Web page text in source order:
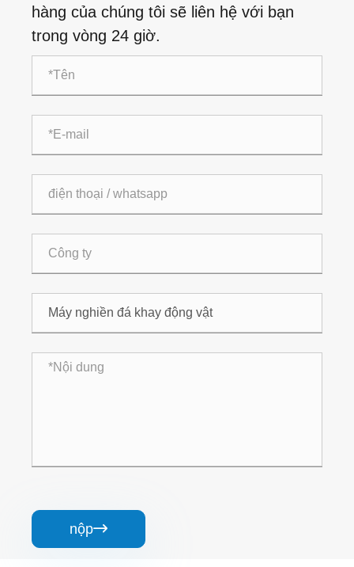
hàng của chúng tôi sẽ liên hệ với bạn
trong vòng 24 giờ.
nộp